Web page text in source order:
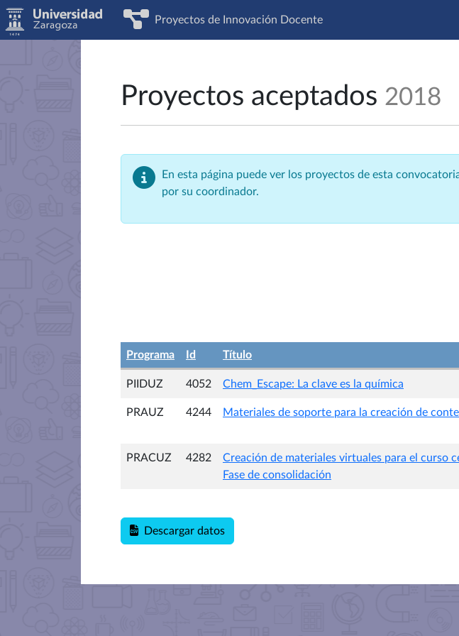
Proyectos de Innovación Docente
Proyectos aceptados 2018
En esta página puede ver los proyectos de esta
por su coordinador.
Programa Id Título
PIIDUZ 4052 Chem_Escape: La clave es la química
PRAUZ 4244 Materiales de soporte para la creación de
PRACUZ 4282
Creación de materiales virtuales para el curso
Fase de consolidación
Descargar datos